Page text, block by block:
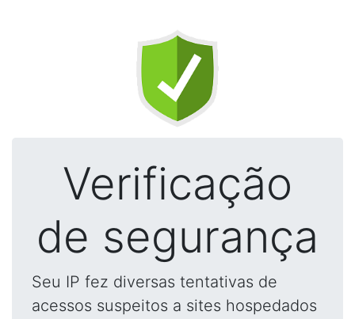
Verificação
de segurança
Seu IP fez diversas tentativas de
acessos suspeitos a sites hospedados